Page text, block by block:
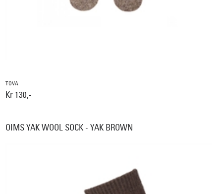
TOVA
Kr 130,-
OIMS YAK WOOL SOCK - YAK BROWN